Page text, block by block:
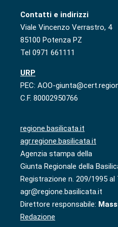
Contatti e indirizzi
Viale Vincenzo Verrastro, 4
85100 Potenza PZ
Tel 0971 661111
URP
PEC: AOO-
C.F. 80002950766
regione.basilicata.it
agr.regione.basilicata.it
Agenzia stampa della
Giunta Regionale della
Registrazione n. 209/1995
agr@regione.basilicata.it
Direttore responsabile:
Redazione